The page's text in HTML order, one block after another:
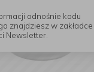
odnośnie kodu
znajdziesz w zakładce
Newsletter.